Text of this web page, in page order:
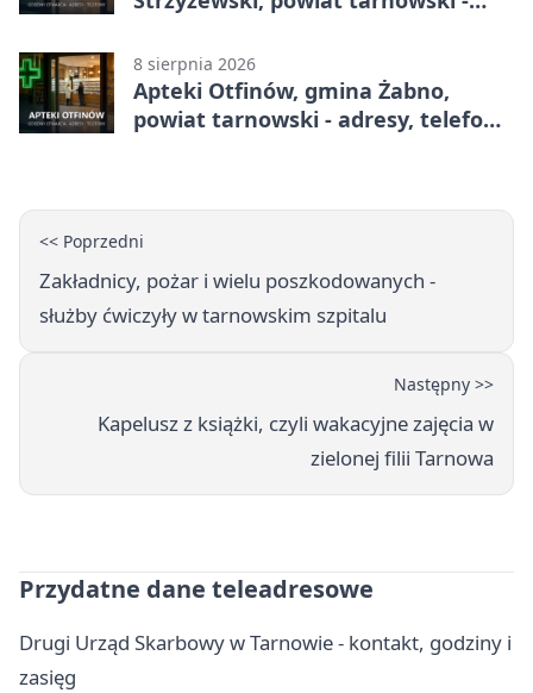
8 sierpnia 2026
Apteki Otfinów, gmina Żabno,
powiat tarnowski - adresy, telefony,
<< Poprzedni
Zakładnicy, pożar i wielu poszkodowanych -
służby ćwiczyły w tarnowskim szpitalu
Następny >>
Kapelusz z książki, czyli wakacyjne zajęcia w
zielonej filii Tarnowa
Przydatne dane teleadresowe
Drugi Urząd Skarbowy w Tarnowie - kontakt, godziny i
zasięg